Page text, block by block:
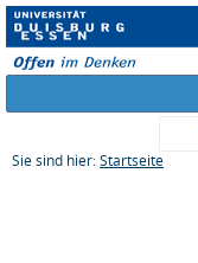
Sie sind hier: Startseite